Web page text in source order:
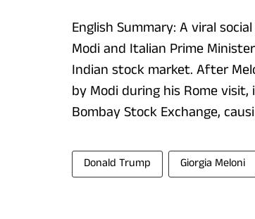
English Summary: A viral
Modi and Italian Prime
Indian stock market. After
by Modi during his Rome
Bombay Stock Exchange,
Donald Trump Giorgia Meloni